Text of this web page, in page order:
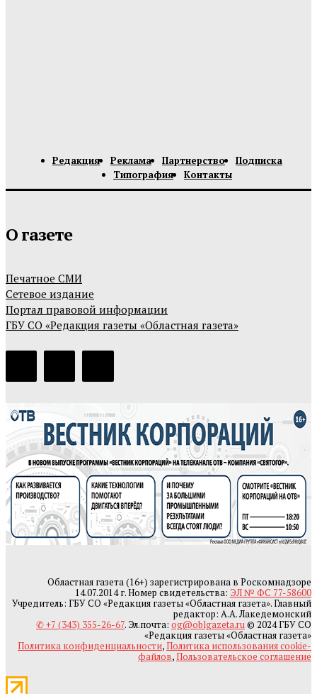
Редакция Реклама Партнерство
Подписка
Типография
Контакты
О газете
Печатное СМИ
Сетевое издание
Портал правовой информации
ГБУ СО «Редакция газеты «Областная газета»
Областная газета (16+) зарегистрирована в Роскомнадзоре
14.07.2014 г. Номер свидетельства: ЭЛ № ФС 77-58600
Учредитель: ГБУ СО «Редакция газеты «Областная газета». Главный
редактор: А.А. Лакедемонский
✆ +7 (343) 355-26-67. Эл.почта: og@oblgazeta.ru© 2024 ГБУ СО
«Редакция газеты «Областная газета»
Политика конфиденциальности,Политика использования cookie-
файлов,Пользовательское соглашение